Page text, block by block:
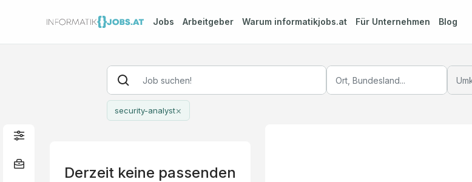
Jobs Arbeitgeber Warum informatikjobs.at Für Unternehmen Blog
security-analyst×
Derzeit keine passenden